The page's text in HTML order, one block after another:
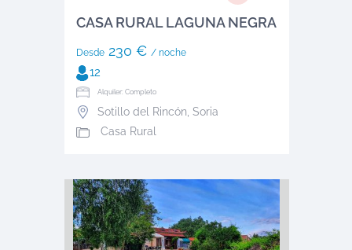
CASA RURAL LAGUNA NEGRA
Desde230 € / noche
12
Alquiler: Completo
Sotillo del Rincón Soria
Casa Rural